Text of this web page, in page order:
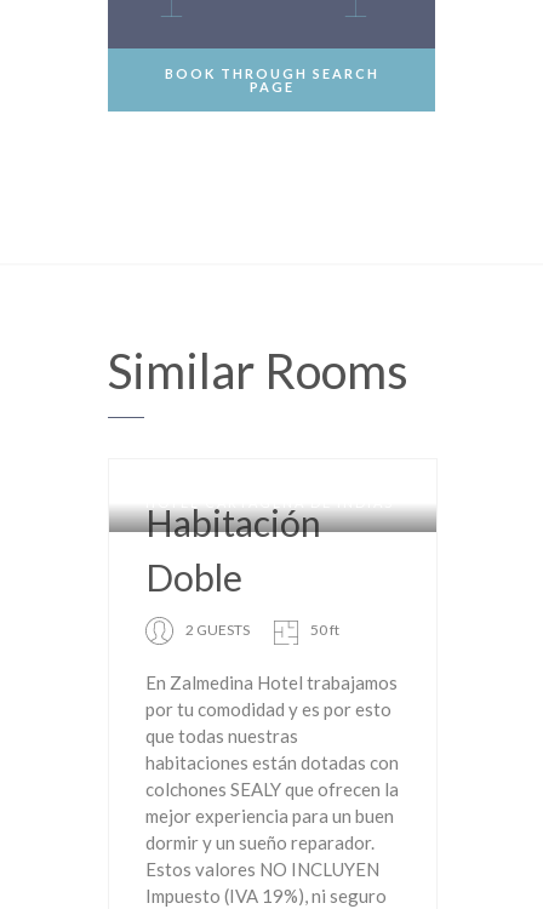
BOOK THROUGH SEARCH
PAGE
Similar Rooms
Habitación
Doble
2 GUESTS 50 ft
En Zalmedina Hotel trabajamos
por tu comodidad y es por esto
que todas nuestras
habitaciones están dotadas con
colchones SEALY que ofrecen la
mejor experiencia para un buen
dormir y un sueño reparador.
Estos valores NO INCLUYEN
Impuesto (IVA 19%), ni seguro